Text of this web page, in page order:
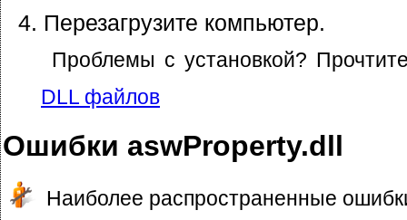
Перезагрузите компьютер.
Проблемы с установкой?
DLL файлов
Ошибки aswProperty.dll
Наиболее распространенные